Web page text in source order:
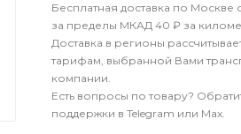
Бесплатная доставка по Москве
за пределы МКАД 40 ₽ за
Доставка в регионы
тарифам, выбранной Вами
компании.
Есть вопросы по товару?
поддержки в Telegram или Max.